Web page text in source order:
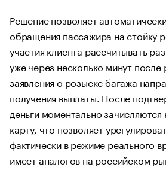
Решение позволяет
обращения пассажира на стойку
участия клиента рассчитывать
уже через несколько минут после
заявления о розыске багажа
получения выплаты. После
деньги моментально зачисляются
карту, что позволяет
фактически в режиме реального
имеет аналогов на российском